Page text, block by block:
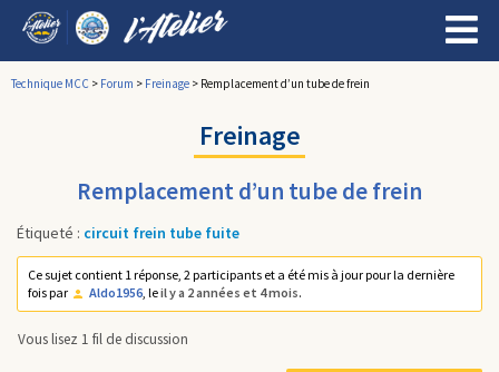
Technique MCC > Forum > Freinage > Remplacement d’un tube de frein
Freinage
Remplacement d’un tube de frein
Étiqueté : circuit frein tube fuite
Ce sujet contient 1 réponse, 2 participants et a été mis à jour pour la dernière
fois par
Aldo1956, leil y a 2 années et 4 mois.
Vous lisez 1 fil de discussion